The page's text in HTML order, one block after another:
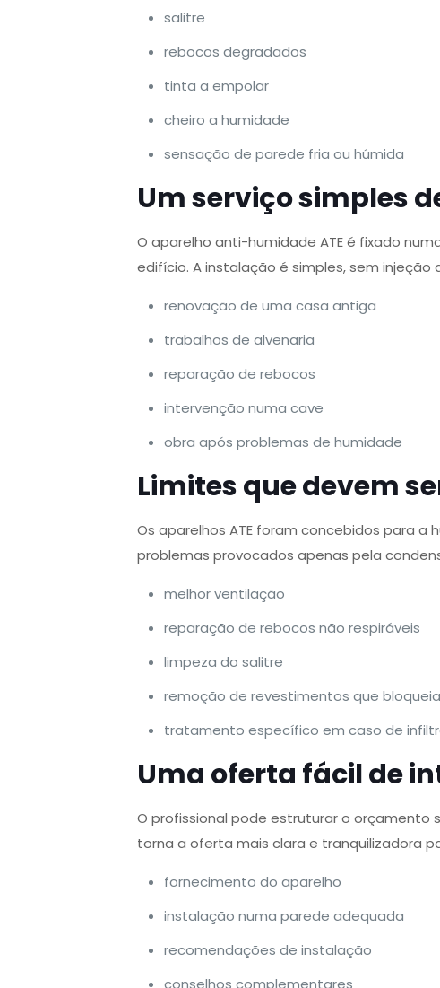
salitre
rebocos degradados
tinta a empolar
cheiro a humidade
sensação de parede fria ou húmida
Um serviço simples
O aparelho anti-humidade ATE é fixado
edifício. A instalação é simples, sem
renovação de uma casa antiga
trabalhos de alvenaria
reparação de rebocos
intervenção numa cave
obra após problemas de humidade
Limites que devem
Os aparelhos ATE foram concebidos para
problemas provocados apenas pela
melhor ventilação
reparação de rebocos não respiráveis
limpeza do salitre
remoção de revestimentos que
tratamento específico em caso de
Uma oferta fácil de
O profissional pode estruturar o
torna a oferta mais clara e tranquilizadora
fornecimento do aparelho
instalação numa parede adequada
recomendações de instalação
conselhos complementares